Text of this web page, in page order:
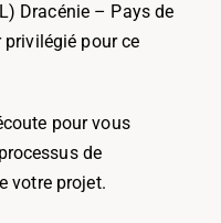
Dracénie – Pays de
privilégié pour ce
pour vous
de
votre projet.